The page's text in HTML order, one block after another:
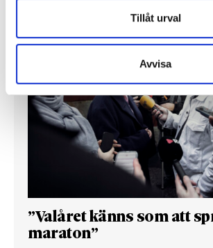
Tillåt urval
Avvisa
”Valåret känns som att
maraton”